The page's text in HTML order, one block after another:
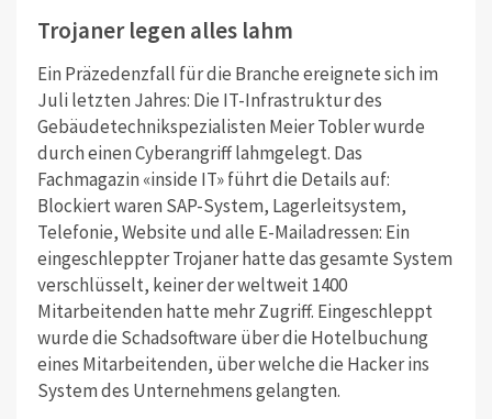
Trojaner legen alles lahm
Ein Präzedenzfall für die Branche ereignete sich im
Juli letzten Jahres: Die IT-Infrastruktur des
Gebäudetechnikspezialisten Meier Tobler wurde
durch einen Cyberangriff lahmgelegt. Das
Fachmagazin «inside IT» führt die Details auf:
Blockiert waren SAP-System, Lagerleitsystem,
Telefonie, Website und alle E-Mailadressen: Ein
eingeschleppter Trojaner hatte das gesamte System
verschlüsselt, keiner der weltweit 1400
Mitarbeitenden hatte mehr Zugriff. Eingeschleppt
wurde die Schadsoftware über die Hotelbuchung
eines Mitarbeitenden, über welche die Hacker ins
System des Unternehmens gelangten.